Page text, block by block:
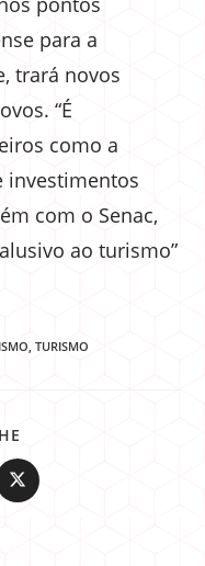
para a
trará novos
“É
como a
investimentos
com o Senac,
ao turismo”
, TURISMO